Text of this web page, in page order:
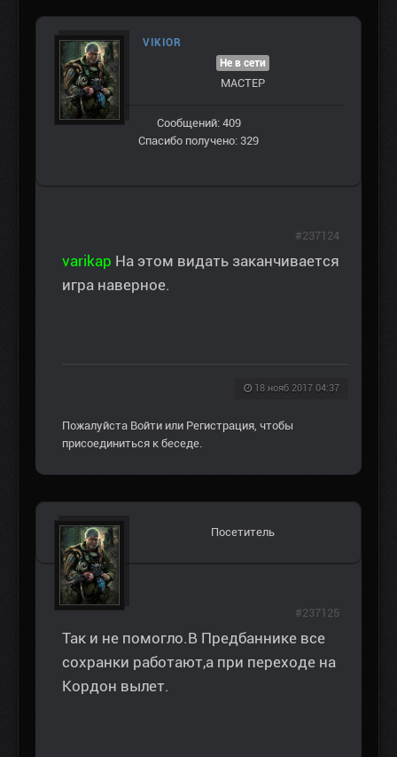
VIKIOR
Не в сети
МАСТЕР
Сообщений: 409
Спасибо получено: 329
varikap На этом видать заканчивается
игра наверное.
18 нояб 2017 04:37
#237124
Пожалуйста Войти или Регистрация , чтобы
присоединиться к беседе.
Посетитель
Так и не помогло.В Предбаннике все
сохранки работают,а при переходе на
Кордон вылет.
#237125